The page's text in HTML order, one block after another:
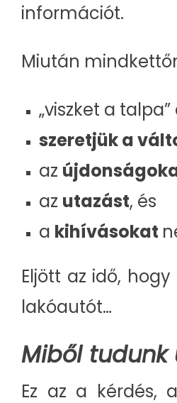
információt.
Miután
„viszket a
szeretjük a
az
az utazást, és
a kihívásokat
Eljött az idő, hogy
lakóautót…
Miből tudunk
Ez az a kérdés,